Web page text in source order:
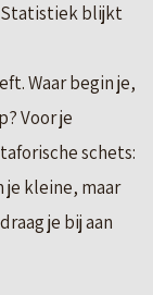
Statistiek blijkt
Waar begin je,
Voor je
schets:
je kleine, maar
je bij aan